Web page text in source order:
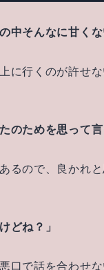
中そんなに甘くな
に行くのが許せ
のためを思って言
るので、良かれ
どね？」
口で話を合わせな